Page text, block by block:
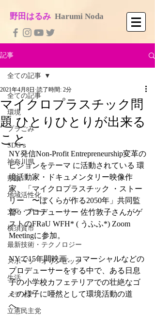
​野田はるみ Harumi No​da
記事
全ての記事
環境
プラごみ
SDGｓ
神奈川県
県政
地域活性化
文化・アート
横須賀市
最新技術・テクノロジー
スポーツ・オリンピック
生活
メディア
立憲民主党
全ての記事
マイクロプラスチック問
題 ひとりひとりが出来る
こと
2021年4月8日 読了時間: 2分
NY発信Non-Profit Entrepreneurship変革の
ビジョンをテーマ に活動されている 環
境活動家・ドキュメンタリー映像作
家、「マイクロプラスチック ・ストー
リー　〜ぼくらが作る2050年」共同監
督・プロデューサー 佐竹敦子さんがゲ
ストのFRaU WFH* ( うふふ*) Zoom
Meetingに参加。
NYで15年間映画、コマーシャルなどの
プロデューサーをする中で、ある日息
子の小学校カフェテリアでの壮絶なゴ
ミの様子に唖然として環境活動の道
へ。